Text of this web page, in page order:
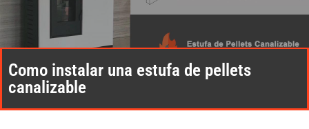
Como instalar una estufa de pellets
canalizable